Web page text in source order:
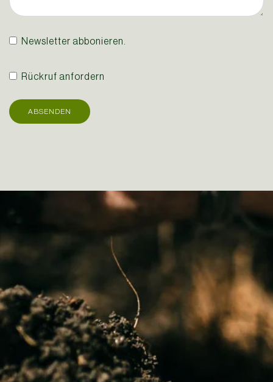
Newsletter abbonieren.
Rückruf anfordern
ABSENDEN